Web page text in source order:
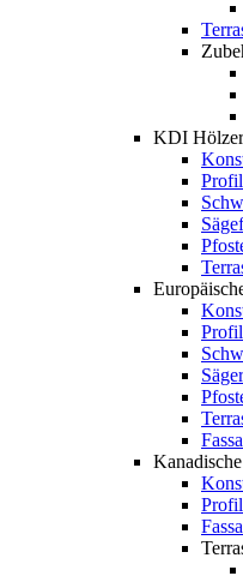
KDI Hölzer